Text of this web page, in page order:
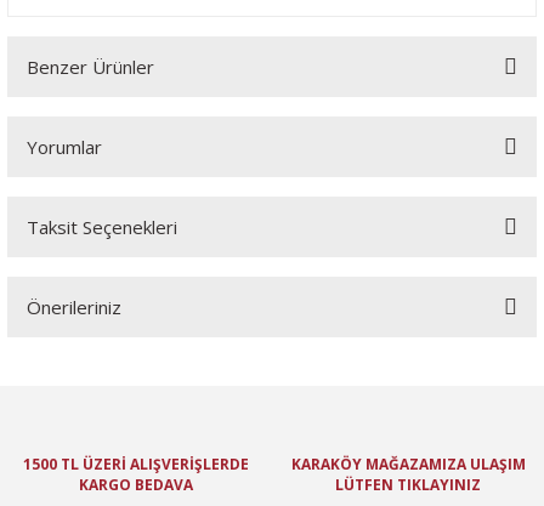
Benzer Ürünler
Yorumlar
Taksit Seçenekleri
Önerileriniz
Ürün resmi kalitesiz, bozuk veya görüntülenemiyor.
1500 TL ÜZERİ ALIŞVERİŞLERDE
KARGO BEDAVA
KARAKÖY MAĞAZAMIZA ULAŞIM
LÜTFEN TIKLAYINIZ